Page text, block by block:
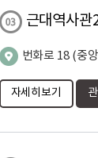
근대역사관
자세히보기